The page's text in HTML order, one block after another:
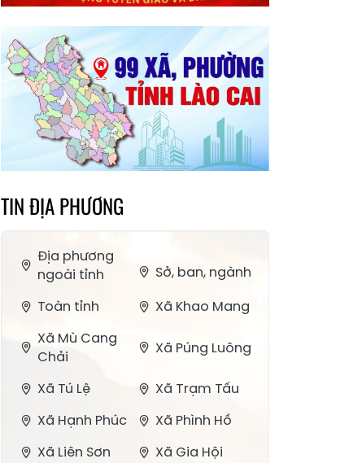
TIN ĐỊA PHƯƠNG
Địa phương
ngoài tỉnh
Sở, ban, ngành
Toàn tỉnh
Xã Khao Mang
Xã Mù Cang
Chải
Xã Púng Luông
Xã Tú Lệ
Xã Trạm Tấu
Xã Hạnh Phúc
Xã Phình Hồ
Xã Liên Sơn
Xã Gia Hội